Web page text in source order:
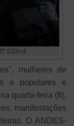
SSind.
mulheres de
e populares e
quarta-feira (8),
manifestações
O ANDES-